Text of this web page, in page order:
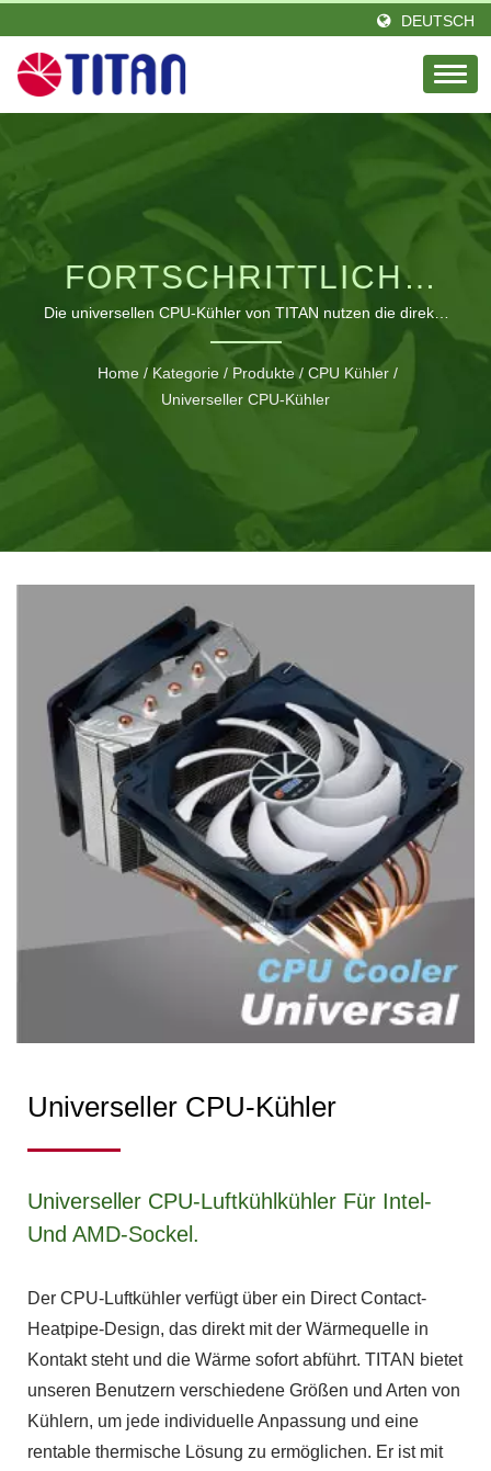
DEUTSCH
FORTSCHRITTLICHE
CPU-
KÜHLTECHNOLOGIE
FÜR OPTIMALE
SYSTEMLEISTUNG
Die universellen CPU-Kühler von TITAN nutzen die direkte
Kontaktwärmerohren-Technologie, um Wärme effizient von
Intel- und AMD-Prozessoren abzuleiten, was einen stabilen
Betrieb und eine verlängerte Lebensdauer der
Home / Kategorie / Produkte / CPU Kühler /
Universeller CPU-Kühler
Universeller CPU-Kühler
Universeller CPU-Luftkühlkühler Für Intel-
Und AMD-Sockel.
Der CPU-Luftkühler verfügt über ein Direct Contact-
Heatpipe-Design, das direkt mit der Wärmequelle in
Kontakt steht und die Wärme sofort abführt. TITAN bietet
unseren Benutzern verschiedene Größen und Arten von
Kühlern, um jede individuelle Anpassung und eine
rentable thermische Lösung zu ermöglichen. Er ist mit